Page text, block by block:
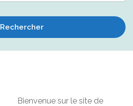
Rechercher
Bienvenue sur le site de